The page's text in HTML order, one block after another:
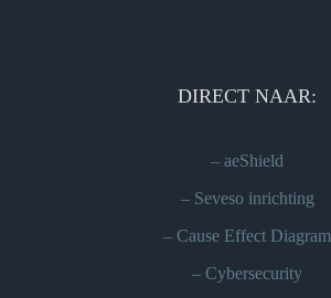
DIRECT NAAR:
– aeShield
– Seveso inrichting
– Cause Effect Diagram
– Cybersecurity